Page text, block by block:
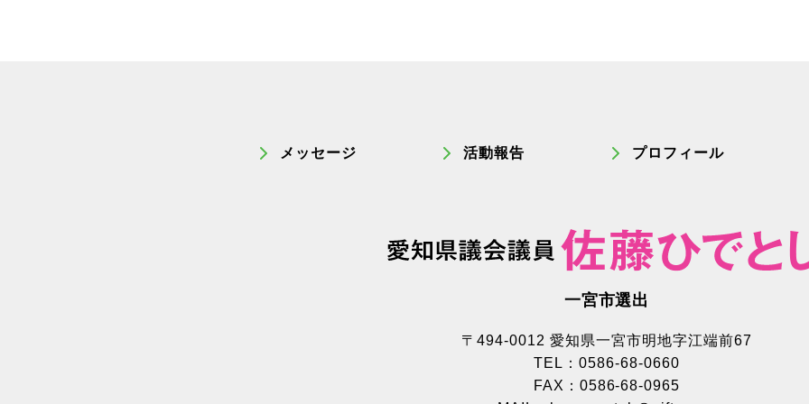
メッセージ 活動報告 プロフィール
一宮市選出
〒494-0012 愛知県一宮市明地字江端前67
TEL：0586-68-0660
FAX：0586-68-0965